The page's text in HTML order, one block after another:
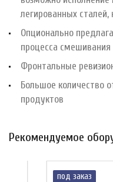
легированных
Опционально
процесса смешивания
Фронтальные
Большое количество
продуктов
Рекомендуемое
под заказ